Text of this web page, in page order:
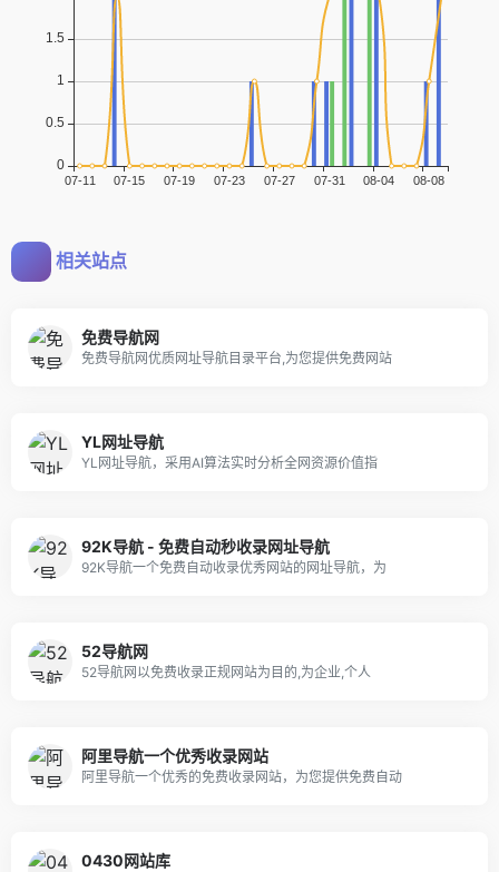
相关站点
免费导航网
免费导航网优质网址导航目录平台,为您提供免费网站
YL网址导航
YL网址导航，采用AI算法实时分析全网资源价值指
92K导航 - 免费自动秒收录网址导航
92K导航一个免费自动收录优秀网站的网址导航，为
52导航网
52导航网以免费收录正规网站为目的,为企业,个人
阿里导航一个优秀收录网站
阿里导航一个优秀的免费收录网站，为您提供免费自动
0430网站库